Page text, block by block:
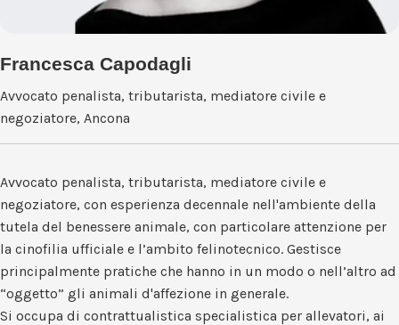
Francesca Capodagli
Avvocato penalista, tributarista, mediatore civile e
negoziatore, Ancona
Avvocato penalista, tributarista, mediatore civile e
negoziatore, con esperienza decennale nell'ambiente della
tutela del benessere animale, con particolare attenzione per
la cinofilia ufficiale e l’ambito felinotecnico. Gestisce
principalmente pratiche che hanno in un modo o nell’altro ad
“oggetto” gli animali d'affezione in generale.
Si occupa di contrattualistica specialistica per allevatori, ai